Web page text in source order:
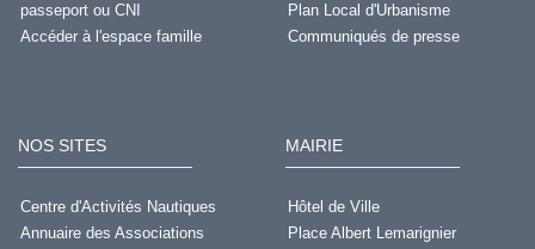
passeport ou CNI
Accéder à l'espace famille
Plan Local d'Urbanisme
Communiqués de presse
NOS SITES
Centre d'Activités Nautiques
Annuaire des Associations
MAIRIE
Hôtel de Ville
Place Albert Lemarignier